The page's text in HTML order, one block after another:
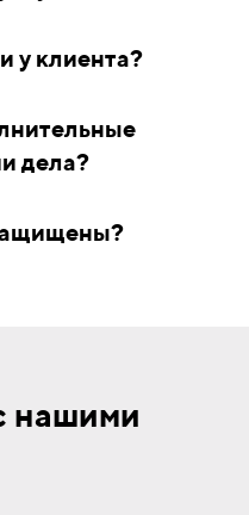
у клиента?
дела?
нашими